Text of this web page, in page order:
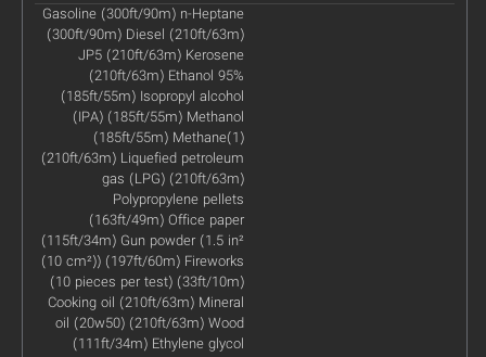
Gasoline (300ft/90m) n-Heptane
(300ft/90m) Diesel (210ft/63m)
JP5 (210ft/63m) Kerosene
(210ft/63m) Ethanol 95%
(185ft/55m) Isopropyl alcohol
(IPA) (185ft/55m) Methanol
(185ft/55m) Methane(1)
(210ft/63m) Liquefied petroleum
gas (LPG) (210ft/63m)
Polypropylene pellets
(163ft/49m) Office paper
(115ft/34m) Gun powder (1.5 in²
(10 cm²)) (197ft/60m) Fireworks
(10 pieces per test) (33ft/10m)
Cooking oil (210ft/63m) Mineral
oil (20w50) (210ft/63m) Wood
(111ft/34m) Ethylene glycol